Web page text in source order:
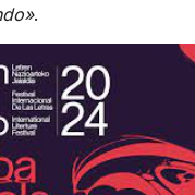
.